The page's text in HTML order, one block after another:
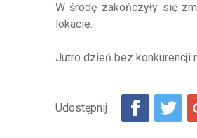
W środę zakończyły się
lokacie.
Jutro dzień bez konkurencji